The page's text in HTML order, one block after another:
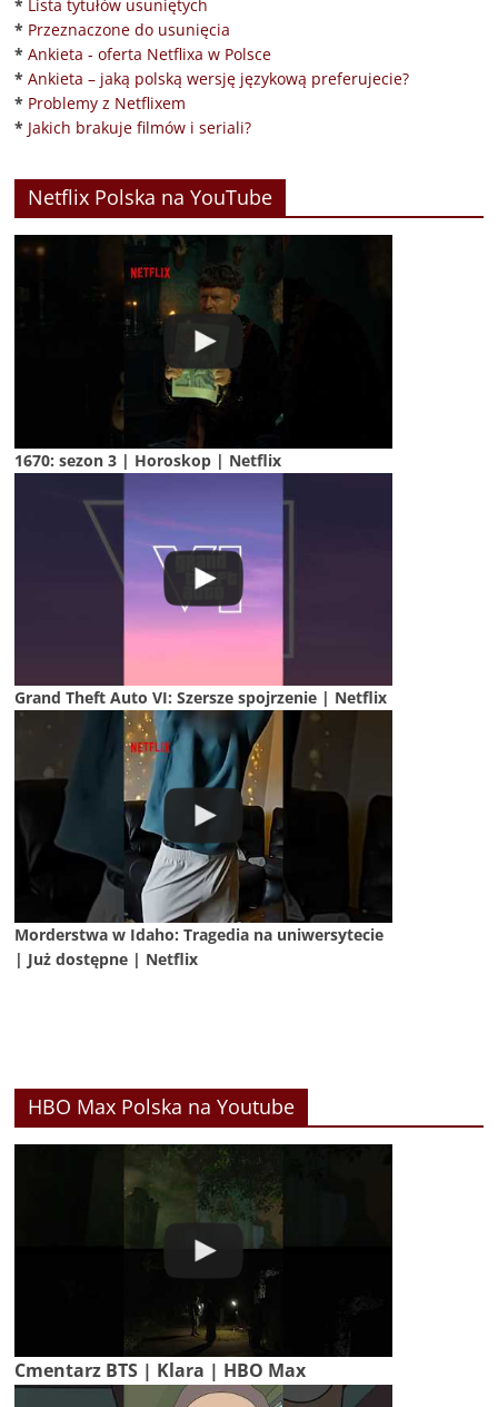
* Lista tytułów usuniętych
* Przeznaczone do usunięcia
* Ankieta - oferta Netflixa w Polsce
* Ankieta – jaką polską wersję językową preferujecie?
* Problemy z Netflixem
* Jakich brakuje filmów i seriali?
Netflix Polska na YouTube
1670: sezon 3 | Horoskop | Netflix
Grand Theft Auto VI: Szersze spojrzenie | Netflix
Morderstwa w Idaho: Tragedia na uniwersytecie
| Już dostępne | Netflix
HBO Max Polska na Youtube
Cmentarz BTS | Klara | HBO Max